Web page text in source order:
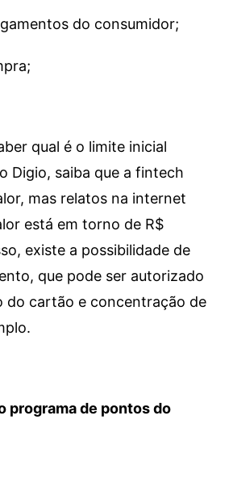
do consumidor;
qual é o limite inicial
Digio, saiba que a fintech
mas relatos na internet
está em torno de R$
existe a possibilidade de
que pode ser autorizado
do cartão e concentração de
programa de pontos do